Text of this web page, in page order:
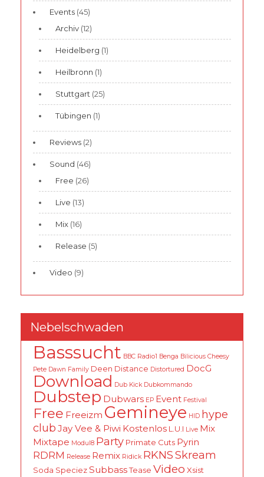
Events (45)
Archiv (12)
Heidelberg (1)
Heilbronn (1)
Stuttgart (25)
Tübingen (1)
Reviews (2)
Sound (46)
Free (26)
Live (13)
Mix (16)
Release (5)
Video (9)
Nebelschwaden
Basssucht BBC Radio1 Benga Bilicious Cheesy
Pete Dawn Family Deen Distance Distortured DocG
Download Dub Kick Dubkommando
Dubstep Dubwars EP Event Festival
Free Freeizm Gemineye HID hype
club Jay Vee & Piwi Kostenlos L.U.I Live Mix
Mixtape Modul8 Party Primate Cuts Pyrin
RDRM Release Remix Ridick RKNSSkream
Soda SpeciezSubbassTease Video Xsist